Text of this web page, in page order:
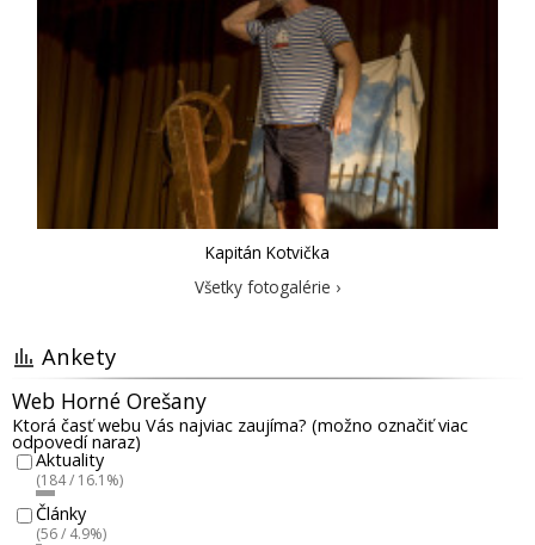
Kapitán Kotvička
Všetky fotogalérie ›
Ankety
Web Horné Orešany
Ktorá časť webu Vás najviac zaujíma? (možno označiť viac
odpovedí naraz)
Aktuality
(184 / 16.1%)
Články
(56 / 4.9%)